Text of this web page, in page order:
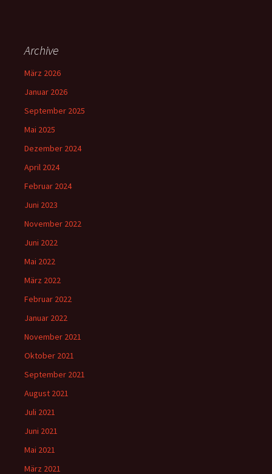
Archive
März 2026
Januar 2026
September 2025
Mai 2025
Dezember 2024
April 2024
Februar 2024
Juni 2023
November 2022
Juni 2022
Mai 2022
März 2022
Februar 2022
Januar 2022
November 2021
Oktober 2021
September 2021
August 2021
Juli 2021
Juni 2021
Mai 2021
März 2021